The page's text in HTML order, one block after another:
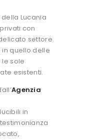
Lucania
con
settore
quello delle
sole
esistenti.
Agenzia
in